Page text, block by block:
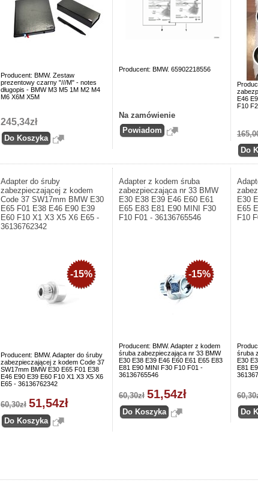
Producent: BMW. Zestaw
prezentowy czarny "///M" - notes
długopis - BMW M3 M5 1M M2 M4
M6 X6M X5M
245,34zł
Producent: BMW. 65902218556
Na zamówienie
E46
F10
Adapter do śruby
zabezpieczającej z kodem
Code 37 SW17mm BMW E30
E65 F01 E38 E46 E90 E39
E60 F10 X1 X3 X5 X6 E65 -
36136762342
Producent: BMW. Adapter do śruby
zabezpieczającej z kodem Code 37
SW17mm BMW E30 E65 F01 E38
E46 E90 E39 E60 F10 X1 X3 X5 X6
E65 - 36136762342
-15%
60,30zł 51,54zł
Adapter z kodem śruba
zabezpieczająca nr 33 BMW
E30 E38 E39 E46 E60 E61
E65 E83 E81 E90 MINI F30
F10 F01 - 36136765546
Producent: BMW. Adapter z kodem
śruba zabezpieczająca nr 33 BMW
E30 E38 E39 E46 E60 E61 E65 E83
E81 E90 MINI F30 F10 F01 -
36136765546
-15%
60,30zł 51,54zł
E30
E65
F10
śruba
E30
E81